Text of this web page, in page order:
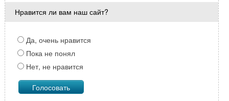
Нравится ли вам наш сайт?
Да, очень нравится
Пока не понял
Нет, не нравится